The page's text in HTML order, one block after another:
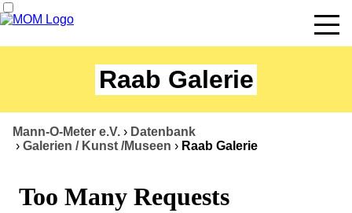
Termine
Angebote
Datenbank
Raab Galerie
Mann-O-Meter e.V. › Datenbank
› Galerien / Kunst /Museen › Raab Galerie